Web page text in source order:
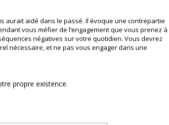
aurait aidé dans le passé. Il évoque une contrepartie
vous méfier de l’engagement que vous prenez à
négatives sur votre quotidien. Vous devrez
nécessaire, et ne pas vous engager dans une
propre existence.